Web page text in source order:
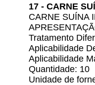
17 - CARNE
CARNE SUÍNA
Tratamento
Aplicabilidade
Aplicabilidade
Quantidade: 10
Unidade de